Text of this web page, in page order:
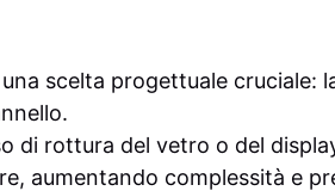
scelta progettuale cruciale:
di rottura del vetro o del
aumentando complessità e